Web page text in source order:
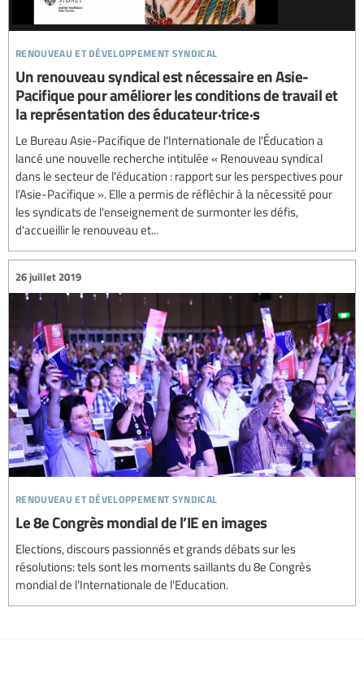
renouveau et développement syndical
Un renouveau syndical est nécessaire en Asie-
Pacifique pour améliorer les conditions de travail et
la représentation des éducateur·trice·s
Le Bureau Asie-Pacifique de l'Internationale de l'Éducation a
lancé une nouvelle recherche intitulée « Renouveau syndical
dans le secteur de l'éducation : rapport sur les perspectives pour
l’Asie-Pacifique ». Elle a permis de réfléchir à la nécessité pour
les syndicats de l'enseignement de surmonter les défis,
d'accueillir le renouveau et...
renouveau et développement syndical
26 juillet 2019
Le 8e Congrès mondial de l’IE en images
Elections, discours passionnés et grands débats sur les
résolutions: tels sont les moments saillants du 8e Congrès
mondial de l’Internationale de l'Education.